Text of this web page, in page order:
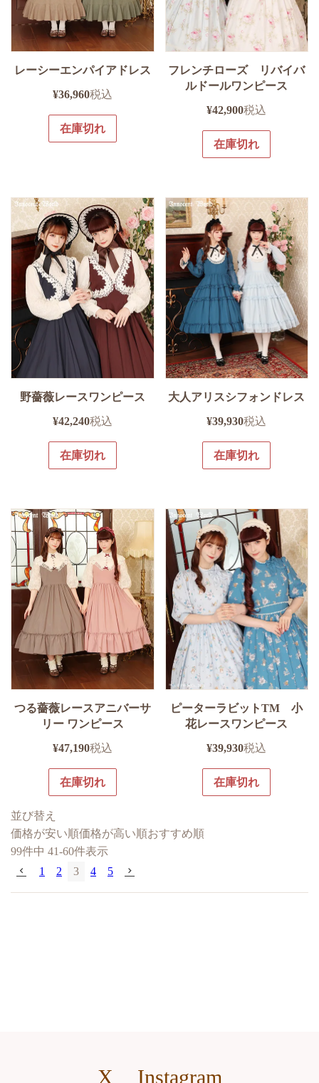
レーシーエンパイアドレス
¥36,960税込
在庫切れ
フレンチローズ リバイバ
ルドールワンピース
¥42,900税込
在庫切れ
野薔薇レースワンピース
¥42,240税込
在庫切れ
大人アリスシフォンドレス
¥39,930税込
在庫切れ
つる薔薇レースアニバーサ
リー ワンピース
¥47,190税込
在庫切れ
ピーターラビットTM 小
花レースワンピース
¥39,930税込
在庫切れ
並び替え
価格が安い順価格が高い順おすすめ順
99件中 41-60件表示
1
2 3 4 5
X Instagram